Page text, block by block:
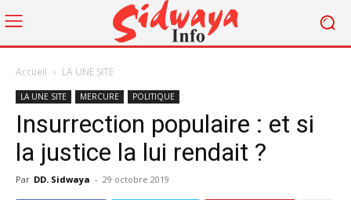
Accueil LA UNE SITE
LA UNE SITE MERCURE POLITIQUE
Insurrection populaire : et si
la justice la lui rendait ?
Par DD. Sidwaya - 29 octobre 2019